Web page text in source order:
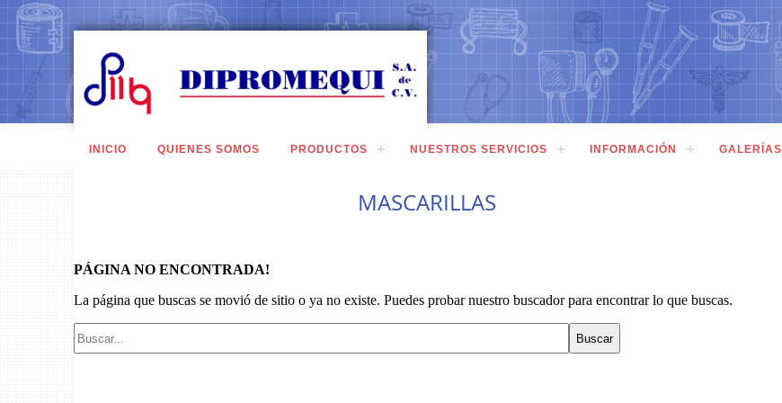
INICIO QUIENES SOMOS PRODUCTOS NUESTROS SERVICIOS INFORMACIÓN GALERÍAS
MASCARILLAS
PÁGINA NO ENCONTRADA!
La página que buscas se movió de sitio o ya no existe. Puedes probar nuestro buscador para encontrar lo que buscas.